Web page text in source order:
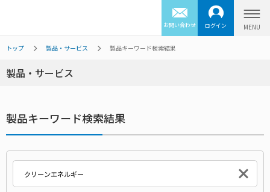
お問い合わせ ログイン
トップ 製品・サービス 製品キーワード検索結果
製品・サービス
製品キーワード検索結果